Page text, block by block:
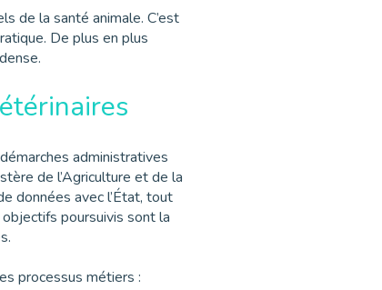
de la santé animale. C’est
De plus en plus
administratives
de l’Agriculture et de la
données avec l’État, tout
poursuivis sont la
processus métiers :